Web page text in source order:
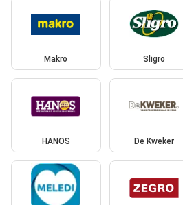
Makro Sligro
HANOS De Kweker